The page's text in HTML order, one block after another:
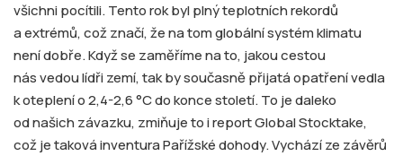
všichni pocítili. Tento rok byl plný teplotních rekordů
a extrémů, což značí, že na tom globální systém klimatu
není dobře. Když se zaměříme na to, jakou cestou
nás vedou lídři zemí, tak by současně přijatá opatření vedla
k oteplení o 2,4-2,6 °C do konce století. To je daleko
od našich závazku, zmiňuje to i report Global Stocktake,
což je taková inventura Pařížské dohody. Vychází ze závěrů